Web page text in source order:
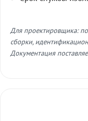
Для проектировщика:
сборки,
Документация